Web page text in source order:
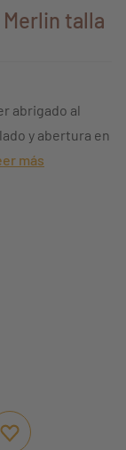
talla
abrigado al
y abertura en
más
Aggiungi ai
borrar favoritos